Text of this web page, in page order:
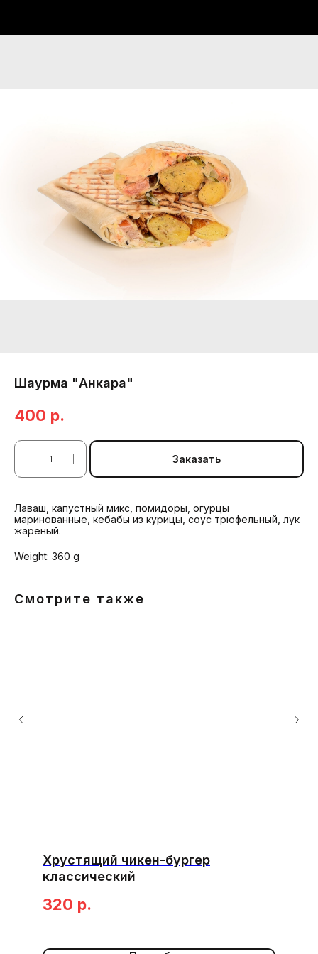
Шаурма "Анкара"
400 р.
Заказать
Лаваш, капустный микс, помидоры, огурцы
маринованные, кебабы из курицы, соус трюфельный, лук
жареный.
Weight: 360 g
Смотрите также
Хрустящий чикен-бургер
классический
320 р.